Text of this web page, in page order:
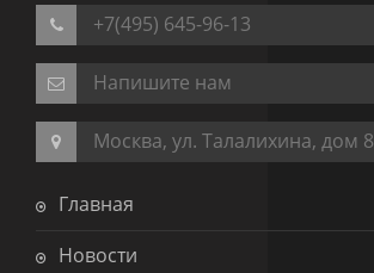
+7(495) 645-96-13
Напишите нам
Москва, ул. Талалихина, дом 8
Главная
Новости